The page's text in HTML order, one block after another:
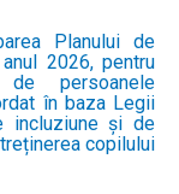
Planului de
2026, pentru
de persoanele
în baza Legii
incluziune și de
copilului